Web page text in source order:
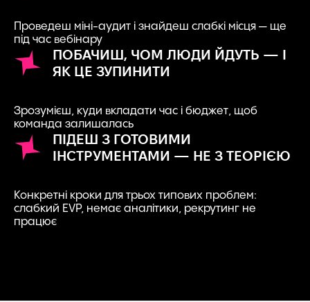
Проведеш міні-аудит і знайдеш слабкі місця — ще
під час вебінару
ПОБАЧИШ, ЧОМ ЛЮДИ ЙДУТЬ — І
ЯК ЦЕ ЗУПИНИТИ
Зрозумієш, куди вкладати час і бюджет, щоб
команда залишалась
ПІДЕШ З ГОТОВИМИ
ІНСТРУМЕНТАМИ — НЕ З ТЕОРІЄЮ
Конкретні кроки для трьох типових проблем:
слабкий EVP, немає аналітики, рекрутинг не
працює